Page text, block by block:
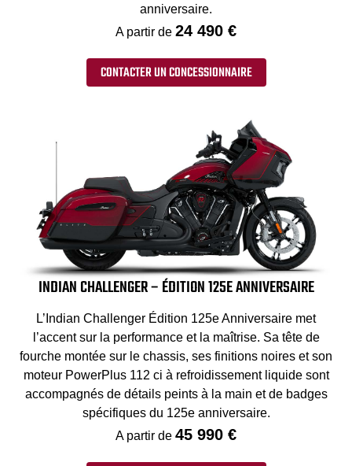
anniversaire.
A partir de 24 490 €
CONTACTER UN CONCESSIONNAIRE
INDIAN CHALLENGER – ÉDITION 125E ANNIVERSAIRE
L’Indian Challenger Édition 125e Anniversaire met
l’accent sur la performance et la maîtrise. Sa tête de
fourche montée sur le chassis, ses finitions noires et son
moteur PowerPlus 112 ci à refroidissement liquide sont
accompagnés de détails peints à la main et de badges
spécifiques du 125e anniversaire.
A partir de 45 990 €